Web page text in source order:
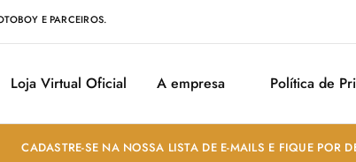
E PARCEIROS.
Loja Virtual Oficial A empresa Política de
CADASTRE-SE NA NOSSA LISTA DE E-MAILS E FIQUE POR